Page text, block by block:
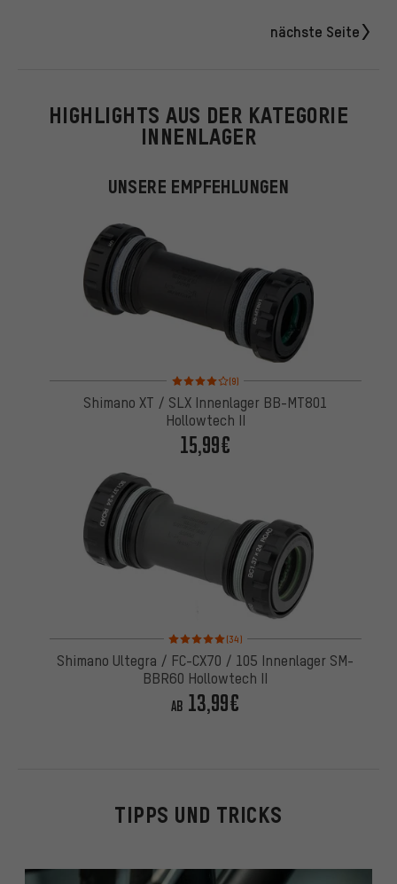
nächste Seite
HIGHLIGHTS AUS DER KATEGORIE
INNENLAGER
UNSERE EMPFEHLUNGEN
Bewertungen: 4 von 5 basierend auf 9
(9)
Shimano XT / SLX Innenlager BB-MT801
Hollowtech II
15,99€
Bewertungen: 5 von 5 basierend auf 34
(34)
Shimano Ultegra / FC-CX70 / 105 Innenlager SM-
BBR60 Hollowtech II
AB 13,99€
TIPPS UND TRICKS